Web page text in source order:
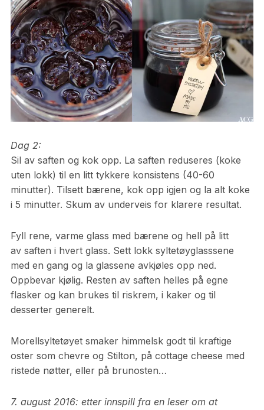
Dag 2:
Sil av saften og kok opp. La saften reduseres (koke
uten lokk) til en litt tykkere konsistens (40-60
minutter). Tilsett bærene, kok opp igjen og la alt koke
i 5 minutter. Skum av underveis for klarere resultat.
Fyll rene, varme glass med bærene og hell på litt
av saften i hvert glass. Sett lokk syltetøyglasssene
med en gang og la glassene avkjøles opp ned.
Oppbevar kjølig. Resten av saften helles på egne
flasker og kan brukes til riskrem, i kaker og til
desserter generelt.
Morellsyltetøyet smaker himmelsk godt til kraftige
oster som chevre og Stilton, på cottage cheese med
ristede nøtter, eller på brunosten…
7. august 2016: etter innspill fra en leser om at